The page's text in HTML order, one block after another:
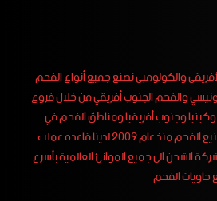
والكولومبي نصنع جميع أنواع الفحم
والفحم الجنوب أفريقي من خلال فروع
وجنوب أفريقيا ومناطق الفحم في
كولومبيا نعمل في مجال تصنيع الفحم منذ عام 2009 لدينا قاعده عملاء
الشحن الى جميع الموانئ العالمية بأسرع
الفحم